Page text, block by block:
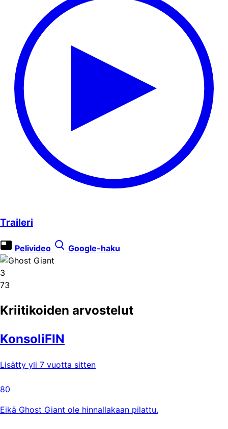
Traileri
Pelivideo Google-haku
3
73
Kriitikoiden arvostelut
KonsoliFIN
Lisätty yli 7 vuotta sitten
80
Eikä Ghost Giant ole hinnallakaan pilattu.